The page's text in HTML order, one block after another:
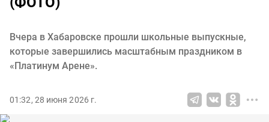
Вчера в Хабаровске прошли школьные выпускные,
которые завершились масштабным праздником в
«Платинум Арене».
01:32, 28 июня 2026 г.